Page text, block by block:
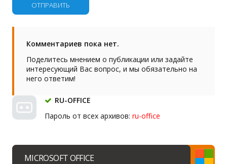
ОТПРАВИТЬ
Комментариев пока нет.
Поделитесь мнением о публикации или задайте
интересующий Вас вопрос, и мы обязательно на
него ответим!
RU-OFFICE
Пароль от всех архивов: ru-office
MICROSOFT OFFICE